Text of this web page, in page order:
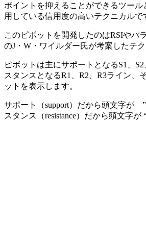
ポイントを抑えることができるツール
用している信用度の高いテクニカルで
このピボットを開発したのはRSIやパ
のJ・W・ワイルダー氏が考案したテク
ピボットは主にサポートとなるS1、
スタンスとなるR1、R2、R3ライン、
ットを表示します。
サポート（support）だから頭文字が
スタンス（resistance）だから頭文字が